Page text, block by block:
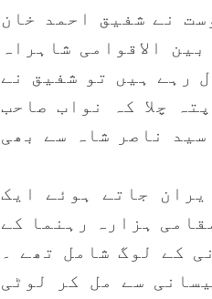
نے شفیق احمد خان
الاقوامی شاہراہ
رہے ہیں تو شفیق نے
چلا کہ نواب صاحب
سید ناصر شاہ سے بھی
جاتے ہوئے ایک
ہزارہ رہنما کے
کے لوگ شامل تھے ۔
سے مل کر لوٹی